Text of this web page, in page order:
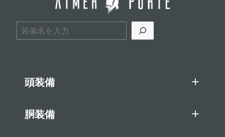
検索
頭装備
胴装備